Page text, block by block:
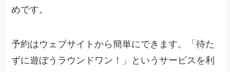
めです。
予約はウェブサイトから簡単にできます。「待た
ずに遊ぼうラウンドワン！」というサービスを利